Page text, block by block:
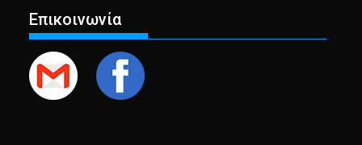
Επικοινωνία